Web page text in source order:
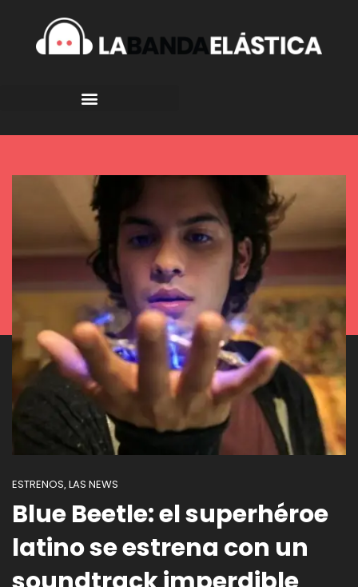
ESTRENOS, LAS NEWS
Blue Beetle: el superhéroe
latino se estrena con un